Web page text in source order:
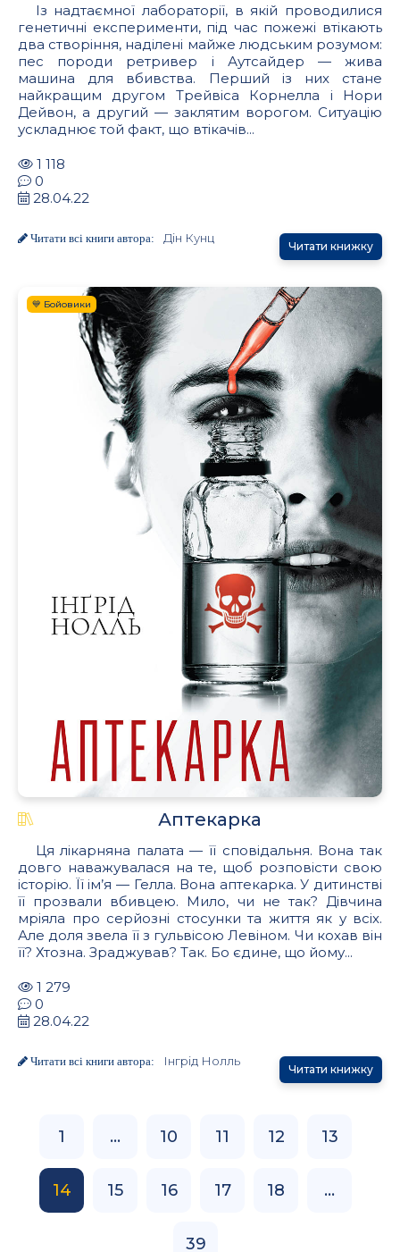
Із надтаємної лабораторії, в якій проводилися
генетичні експерименти, під час пожежі втікають
два створіння, наділені майже людським розумом:
пес породи ретривер і Аутсайдер — жива
машина для вбивства. Перший із них стане
найкращим другом Трейвіса Корнелла і Нори
Дейвон, а другий — заклятим ворогом. Ситуацію
ускладнює той факт, що втікачів...
1 118
0
28.04.22
Читати всі книги автора: Дін Кунц
Читати книжку
💙 Бойовики
Аптекарка
Ця лікарняна палата — її сповідальня. Вона так
довго наважувалася на те, щоб розповісти свою
історію. Її ім’я — Гелла. Вона аптекарка. У дитинстві
її прозвали вбивцею. Мило, чи не так? Дівчина
мріяла про серйозні стосунки та життя як у всіх.
Але доля звела її з гульвісою Левіном. Чи кохав він
її? Хтозна. Зраджував? Так. Бо єдине, що йому...
1 279
0
28.04.22
Читати всі книги автора: Інгрід Нолль
Читати книжку
1 ... 10 11 12 13
14 15 16 17 18 ...
39